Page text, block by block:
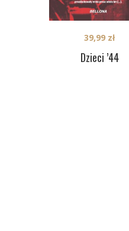
Dzieci ’44
39,99 zł